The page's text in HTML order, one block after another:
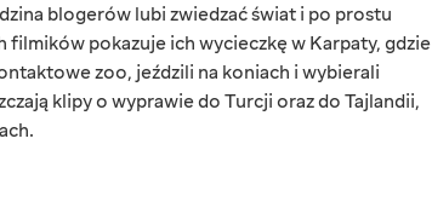
blogerów lubi zwiedzać świat i po prostu
filmików pokazuje ich wycieczkę w Karpaty, gdzie
zoo, jeździli na koniach i wybierali
klipy o wyprawie do Turcji oraz do Tajlandii,